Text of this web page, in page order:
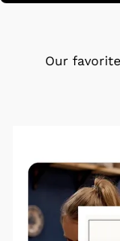
Our